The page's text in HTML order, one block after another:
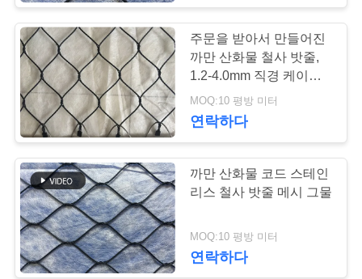
뉴
스
인
용
문
을
요
구
까만 산화물 철사 밧
줄
31
철사 밧줄 식물 격자
18
주문을 받아서 만들어진
까만 산화물 철사 밧줄,
1.2-4.0mm 직경 케이블
철망사
MOQ:10 평방 미터
연락하다
까만 산화물 코드 스테인
리스 철사 밧줄 메시 그물
MOQ:10 평방 미터
연락하다